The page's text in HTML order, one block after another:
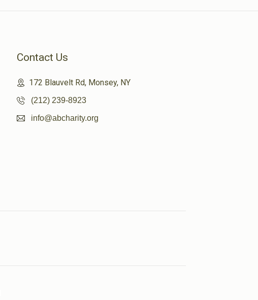
Contact Us
172 Blauvelt Rd, Monsey, NY
(212) 239-8923
info@abcharity.org